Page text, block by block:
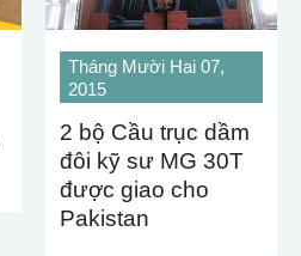
Tháng Mười Hai 07,
2015
2 bộ Cầu trục dầm
đôi kỹ sư MG 30T
được giao cho
Pakistan